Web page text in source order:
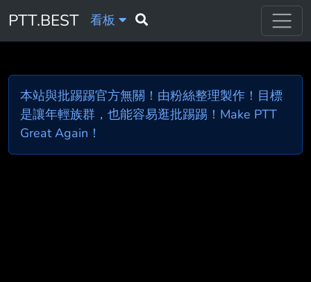
PTT.BEST 看板
本站與批踢踢官方無關！由粉絲整理製作！目標
是讓年輕族群，也能容易逛批踢踢！Make PTT
Great Again！